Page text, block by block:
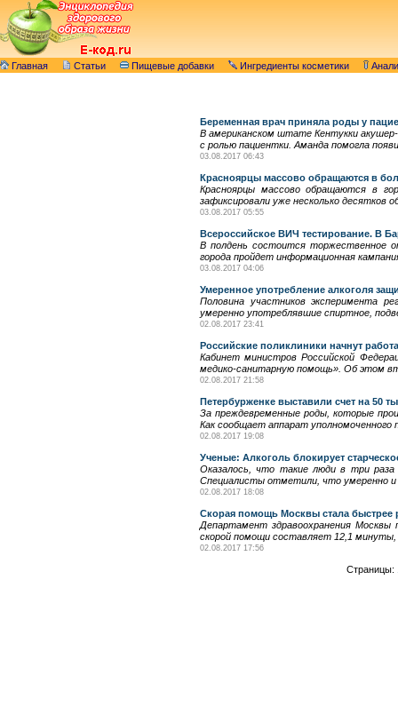
Главная Статьи Пищевые добавки Ингредиенты косметики
Беременная врач приняла роды у
В американском штате Кентукки акушер-
с ролью пациентки. Аманда помогла
03.08.2017 06:43
Красноярцы массово обращаются в
Красноярцы массово обращаются в
зафиксировали уже несколько
03.08.2017 05:55
Всероссийское ВИЧ тестирование. В
В полдень состоится торжественное
города пройдет информационная
03.08.2017 04:06
Умеренное употребление алкоголя
Половина участников эксперимента
умеренно употреблявшие спиртное,
02.08.2017 23:41
Российские поликлиники начнут
Кабинет министров Российской
медико-санитарную помощь». Об этом
02.08.2017 21:58
Петербурженке выставили счет на 50
За преждевременные роды, которые
Как сообщает аппарат
02.08.2017 19:08
Ученые: Алкоголь блокирует
Оказалось, что такие люди в три
Специалисты отметили, что умеренно
02.08.2017 18:08
Скорая помощь Москвы стала быстрее
Департамент здравоохранения
скорой помощи составляет 12,1
02.08.2017 17:56
Страницы: